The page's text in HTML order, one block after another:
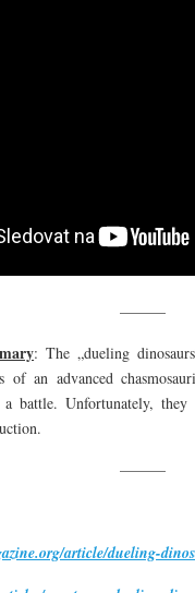
———
: The „dueling
of an advanced
battle. Unfortunately,
———
article/dueling-